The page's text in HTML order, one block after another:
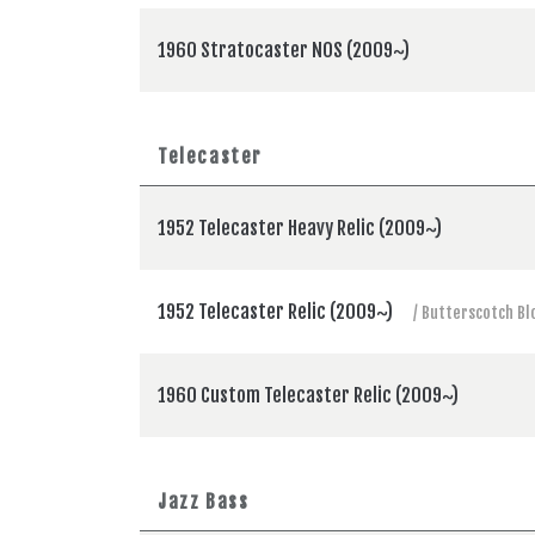
1960 Stratocaster NOS (2009~)
Telecaster
1952 Telecaster Heavy Relic (2009~)
1952 Telecaster Relic (2009~) / Butterscotch
1960 Custom Telecaster Relic (2009~)
Jazz Bass